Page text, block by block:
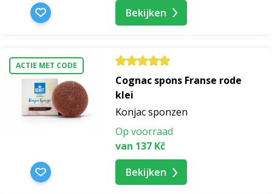
breimaskers voor mannen
gezichtsmaskers met hyaluronzuur
maskers ritmisch breien
rustgevende breimaskers
Bekijken
ACTIE MET CODE
Cognac spons Franse rode
klei
Konjac sponzen
Op voorraad
van 137 Kč
Bekijken